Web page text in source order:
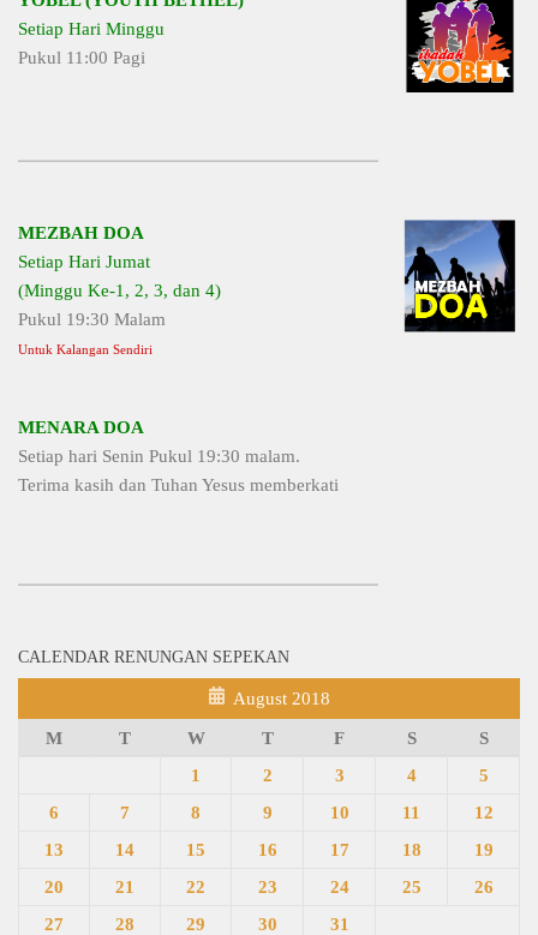
Setiap Hari Minggu
Pukul 11:00 Pagi
MEZBAH DOA
Setiap Hari Jumat
(Minggu Ke-1, 2, 3, dan 4)
Pukul 19:30 Malam
Untuk Kalangan Sendiri
MENARA DOA
Setiap hari Senin Pukul 19:30 malam.
Terima kasih dan Tuhan Yesus memberkati
CALENDAR RENUNGAN SEPEKAN
August 2018
M T W T F S
S
1
2 3 4
5
6
7 8 9 10 11
12
13
14 15 16 17 18
19
20
21 22 23 24 25
26
27
28 29 30
31